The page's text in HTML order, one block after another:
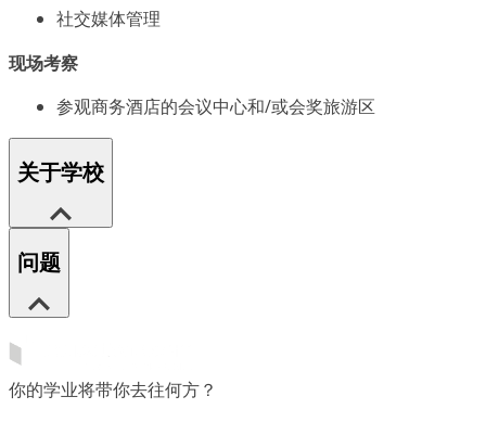
社交媒体管理
现场考察
参观商务酒店的会议中心和/或会奖旅游区
关于学校
问题
你的学业将带你去往何方？